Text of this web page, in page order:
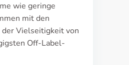
wie geringe
mit den
Vielseitigkeit von
Off-Label-